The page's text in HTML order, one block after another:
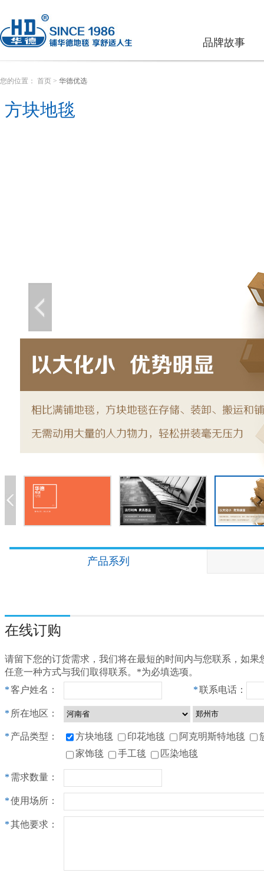
品牌故事
您的位置： 首页 > 华德优选
方块地毯
产品系列
在线订购
请留下您的订货需求，我们将在最短的时间内与您联系，如果
任意一种方式与我们取得联系。*为必填选项。
*客户姓名： *联系电话：
* 所在地区：
* 产品类型： 方块地毯 印花地毯 阿克明斯特地毯
家饰毯
手工毯 匹染地毯
* 需求数量：
*使用场所：
*其他要求：